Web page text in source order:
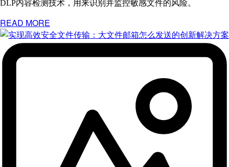
DLP内容检测技术，用来识别并监控敏感文件的风险。
READ MORE